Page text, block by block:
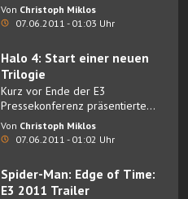
Run veröffentlicht.
Von Christoph Miklos
07.06.2011 - 01:03 Uhr
Halo 4: Start einer neuen
Trilogie
Kurz vor Ende der E3
Pressekonferenz präsentierte
Microsoft Halo 4
Von Christoph Miklos
07.06.2011 - 01:02 Uhr
Spider-Man: Edge of Time:
E3 2011 Trailer